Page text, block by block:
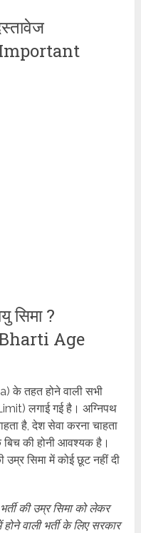
सिमा ?
Age
के तहत होने वाली सभी
लगाई गई है। अग्निपथ
है, देश सेवा करना चाहता
बिच की होनी आवश्यक है।
सिमा में कोई छूट नहीं दी
की उम्र सिमा को लेकर
वाली भर्ती के लिए सरकार